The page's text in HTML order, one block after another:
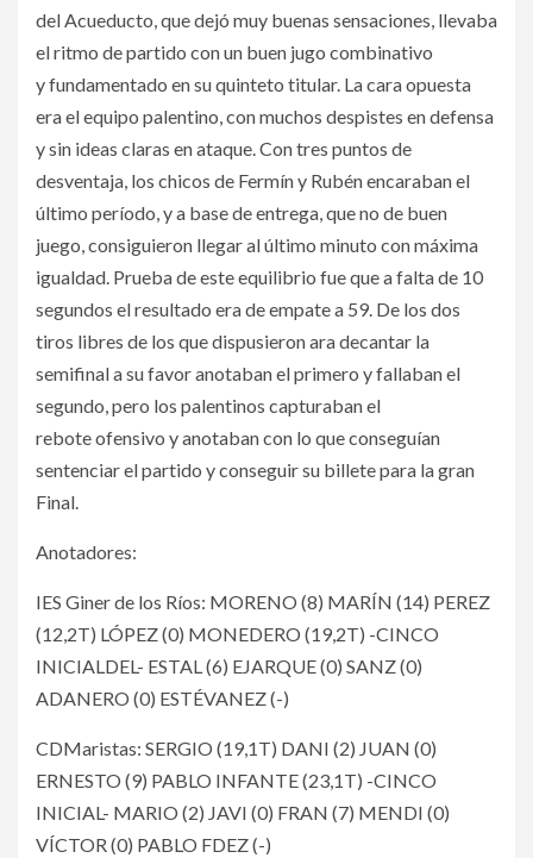
del Acueducto, que dejó muy buenas sensaciones, llevaba
el ritmo de partido con un buen jugo combinativo
y fundamentado en su quinteto titular. La cara opuesta
era el equipo palentino, con muchos despistes en defensa
y sin ideas claras en ataque. Con tres puntos de
desventaja, los chicos de Fermín y Rubén encaraban el
último período, y a base de entrega, que no de buen
juego, consiguieron llegar al último minuto con máxima
igualdad. Prueba de este equilibrio fue que a falta de 10
segundos el resultado era de empate a 59. De los dos
tiros libres de los que dispusieron ara decantar la
semifinal a su favor anotaban el primero y fallaban el
segundo, pero los palentinos capturaban el
rebote ofensivo y anotaban con lo que conseguían
sentenciar el partido y conseguir su billete para la gran
Final.
Anotadores:
IES Giner de los Ríos: MORENO (8) MARÍN (14) PEREZ
(12,2T) LÓPEZ (0) MONEDERO (19,2T) -CINCO
INICIALDEL- ESTAL (6) EJARQUE (0) SANZ (0)
ADANERO (0) ESTÉVANEZ (-)
CDMaristas: SERGIO (19,1T) DANI (2) JUAN (0)
ERNESTO (9) PABLO INFANTE (23,1T) -CINCO
INICIAL- MARIO (2) JAVI (0) FRAN (7) MENDI (0)
VÍCTOR (0) PABLO FDEZ (-)